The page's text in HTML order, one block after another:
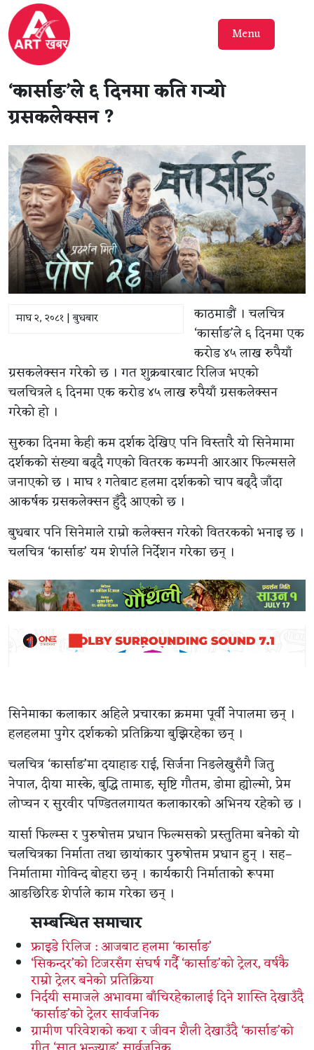
Menu
‘कार्साङ’ले ६ दिनमा कति गर्‍यो
ग्रसकलेक्सन ?
माघ २, २०८१ | बुधबार
काठमाडौं । चलचित्र
‘कार्साङ’ले ६ दिनमा एक
करोड ४५ लाख रुपैयाँ
ग्रसकलेक्सन गरेको छ । गत शुक्रबारबाट रिलिज भएको
चलचित्रले ६ दिनमा एक करोड ४५ लाख रुपैयाँ ग्रसकलेक्सन
गरेको हो ।
सुरुका दिनमा केही कम दर्शक देखिए पनि विस्तारै यो सिनेमामा
दर्शकको संख्या बढ्दै गएको वितरक कम्पनी आरआर फिल्मसले
जनाएको छ । माघ १ गतेबाट हलमा दर्शकको चाप बढ्दै जाँदा
आकर्षक ग्रसकलेक्सन हुँदै आएको छ ।
बुधबार पनि सिनेमाले राम्रो कलेक्सन गरेको वितरकको भनाइ छ ।
चलचित्र ‘कार्साङ’ यम शेर्पाले निर्देशन गरेका छन् ।
सिनेमाका कलाकार अहिले प्रचारका क्रममा पूर्वी नेपालमा छन् ।
हलहलमा पुगेर दर्शकको प्रतिक्रिया बुझिरहेका छन् ।
चलचित्र ‘कार्साङ’मा दयाहाङ राई, सिर्जना निङलेखुसँगै जितु
नेपाल, दीया मास्के, बुद्धि तामाङ, सृष्टि गौतम, डोमा ह्योल्मो, प्रेम
लोप्चन र सुरवीर पण्डितलगायत कलाकारको अभिनय रहेको छ ।
यार्सा फिल्म्स र पुरुषोत्तम प्रधान फिल्मसको प्रस्तुतिमा बनेको यो
चलचित्रका निर्माता तथा छायांकार पुरुषोत्तम प्रधान हुन् । सह–
निर्मातामा गोविन्द बोहरा छन् । कार्यकारी निर्माताको रूपमा
आङछिरिङ शेर्पाले काम गरेका छन् ।
सम्बन्धित समाचार
फ्राइडे रिलिज : आजबाट हलमा ‘कार्साङ’
‘सिकन्दर’को टिजरसँग संघर्ष गर्दै ‘कार्साङ’को ट्रेलर, वर्षकै
राम्रो ट्रेलर बनेको प्रतिक्रिया
निर्दयी समाजले अभावमा बाँचिरहेकालाई दिने शास्ति देखाउँदै
‘कार्साङ’को ट्रेलर सार्वजनिक
ग्रामीण परिवेशको कथा र जीवन शैली देखाउँदै ‘कार्साङ’को